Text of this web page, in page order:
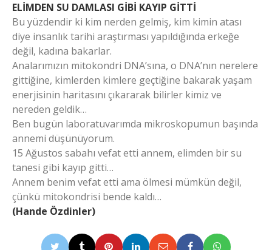
ELİMDEN SU DAMLASI GİBİ KAYIP GİTTİ
Bu yüzdendir ki kim nerden gelmiş, kim kimin atası
diye insanlık tarihi araştırması yapıldığında erkeğe
değil, kadına bakarlar.
Analarımızın mitokondri DNA’sına, o DNA’nın nerelere
gittiğine, kimlerden kimlere geçtiğine bakarak yaşam
enerjisinin haritasını çıkararak bilirler kimiz ve
nereden geldik…
Ben bugün laboratuvarımda mikroskopumun başında
annemi düşünüyorum.
15 Ağustos sabahı vefat etti annem, elimden bir su
tanesi gibi kayıp gitti…
Annem benim vefat etti ama ölmesi mümkün değil,
çünkü mitokondrisi bende kaldı…
(Hande Özdinler)